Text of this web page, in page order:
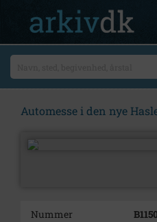
Automesse i den nye
Nummer